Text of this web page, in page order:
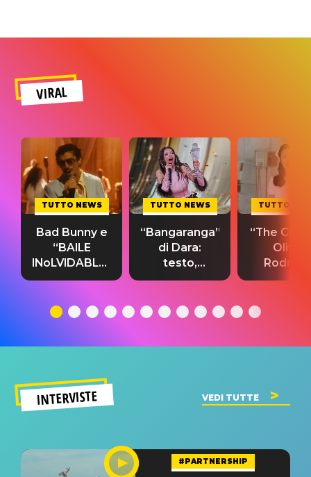
VIRAL
TUTTO NEWS
Bad Bunny e
“BAILE
INoLVIDABLE”:
testo,
significato
TUTTO NEWS
“Bangaranga”
di Dara:
testo,
traduzione e
del singolo
TUTTO
“The
Olivia
testo,
INTERVISTE VEDI TUTTE
#PARTNERSHIP